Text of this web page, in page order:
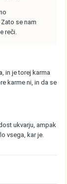
se nam
reči.
in je torej karma
karme ni, in da se
ukvarju, ampak
vsega, kar je.